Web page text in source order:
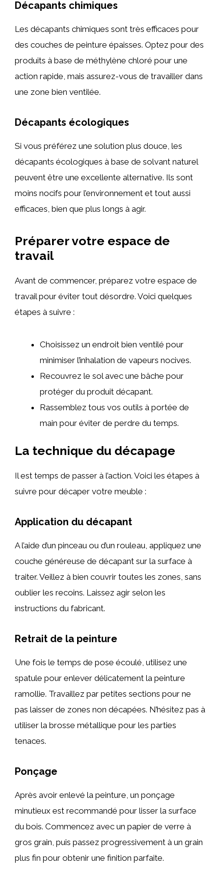
Décapants chimiques
Les décapants chimiques sont très efficaces pour
des couches de peinture épaisses. Optez pour des
produits à base de méthylène chloré pour une
action rapide, mais assurez-vous de travailler dans
une zone bien ventilée.
Décapants écologiques
Si vous préférez une solution plus douce, les
décapants écologiques à base de solvant naturel
peuvent être une excellente alternative. Ils sont
moins nocifs pour l’environnement et tout aussi
efficaces, bien que plus longs à agir.
Préparer votre espace de
travail
Avant de commencer, préparez votre espace de
travail pour éviter tout désordre. Voici quelques
étapes à suivre :
Choisissez un endroit bien ventilé pour
minimiser l’inhalation de vapeurs nocives.
Recouvrez le sol avec une bâche pour
protéger du produit décapant.
Rassemblez tous vos outils à portée de
main pour éviter de perdre du temps.
La technique du décapage
Il est temps de passer à l’action. Voici les étapes à
suivre pour décaper votre meuble :
Application du décapant
A l’aide d’un pinceau ou d’un rouleau, appliquez une
couche généreuse de décapant sur la surface à
traiter. Veillez à bien couvrir toutes les zones, sans
oublier les recoins. Laissez agir selon les
instructions du fabricant.
Retrait de la peinture
Une fois le temps de pose écoulé, utilisez une
spatule pour enlever délicatement la peinture
ramollie. Travaillez par petites sections pour ne
pas laisser de zones non décapées. N’hésitez pas à
utiliser la brosse métallique pour les parties
tenaces.
Ponçage
Après avoir enlevé la peinture, un ponçage
minutieux est recommandé pour lisser la surface
du bois. Commencez avec un papier de verre à
gros grain, puis passez progressivement à un grain
plus fin pour obtenir une finition parfaite.